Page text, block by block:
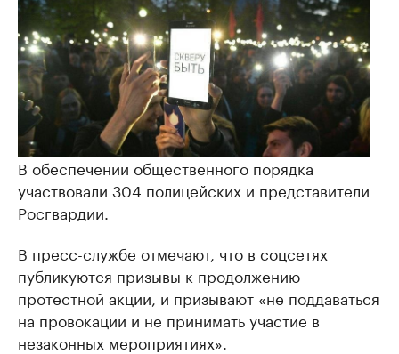
В обеспечении общественного порядка
участвовали 304 полицейских и представители
Росгвардии.
В пресс-службе отмечают, что в соцсетях
публикуются призывы к продолжению
протестной акции, и призывают «не поддаваться
на провокации и не принимать участие в
незаконных мероприятиях».